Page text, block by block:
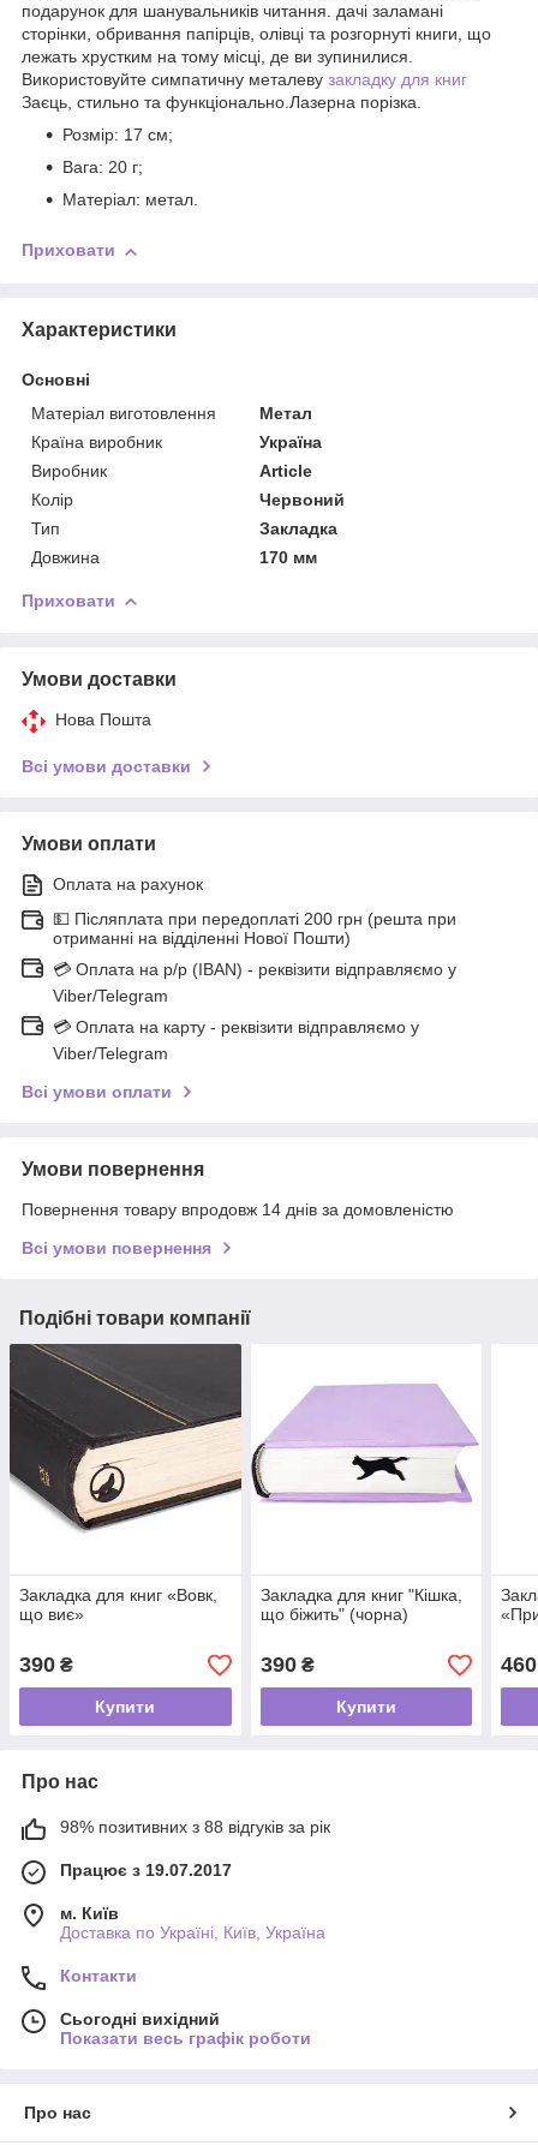
подарунок для шанувальників читання. дачі заламані
сторінки, обривання папірців, олівці та розгорнуті книги, що
лежать хрустким на тому місці, де ви зупинилися.
Використовуйте симпатичну металеву закладку для книг
Заєць, стильно та функціонально.Лазерна порізка.
Розмір: 17 см;
Вага: 20 г;
Матеріал: метал.
Приховати
Характеристики
Основні
Матеріал виготовлення
Метал
Країна виробник
Україна
Виробник
Article
Колір
Червоний
Тип
Закладка
Довжина
170 мм
Приховати
Умови доставки
Нова Пошта
Всі умови доставки
Умови оплати
Оплата на рахунок
💵 Післяплата при передоплаті 200 грн (решта при
отриманні на відділенні Нової Пошти)
💳 Оплата на р/р (IBAN) - реквізити відправляємо у
Viber/Telegram
💳 Оплата на карту - реквізити відправляємо у
Viber/Telegram
Всі умови оплати
Умови повернення
Повернення товару впродовж 14 днів за домовленістю
Всі умови повернення
Подібні товари компанії
Закладка для книг «Вовк,
що виє»
390 ₴
Купити
Закладка для книг "Кішка,
що біжить" (чорна)
390₴
Купити
460
Про нас
98% позитивних з 88 відгуків за рік
Працює з 19.07.2017
м. Київ
Доставка по Україні, Київ, Україна
Контакти
Сьогодні вихідний
Показати весь графік роботи
Про нас